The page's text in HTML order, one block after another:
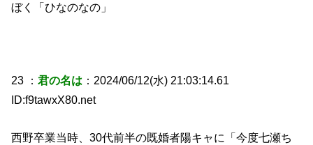
ぼく「ひなのなの」
23 ：君の名は ：2024/06/12(水) 21:03:14.61
ID:f9tawxX80.net
西野卒業当時、30代前半の既婚者陽キャに「今度七瀬ち